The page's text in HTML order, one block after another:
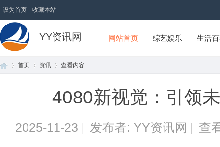
设为首页 收藏本站
YY资讯网 网站首页 综艺娱乐 生活
首页 资讯 查看内容
4080新视觉：引领
2025-11-23 | 发布者: YY资讯网 | 查